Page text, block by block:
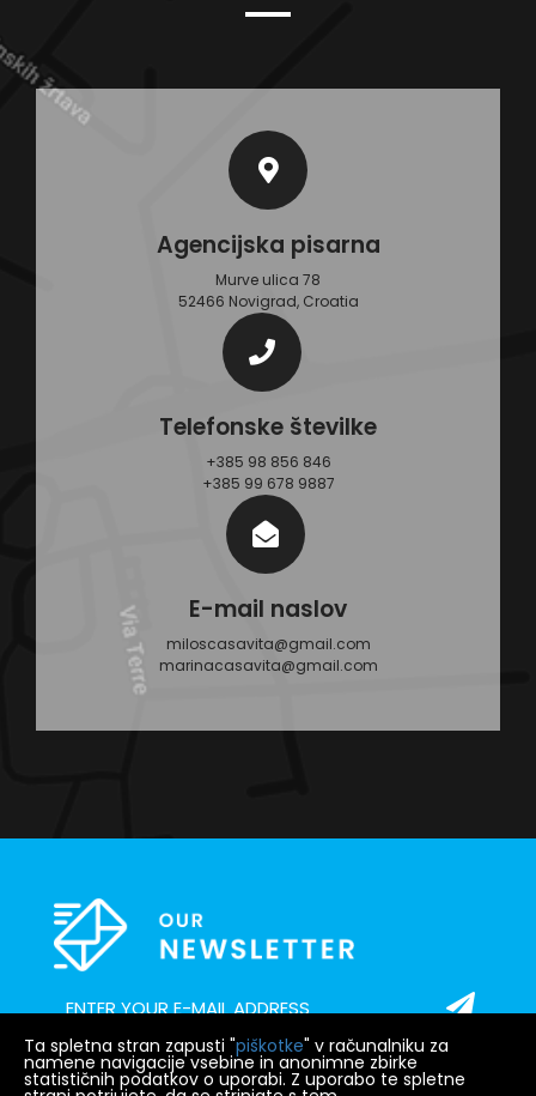
Agencijska pisarna
Murve ulica 78
52466 Novigrad, Croatia
Telefonske številke
+385 98 856 846
+385 99 678 9887
E-mail naslov
miloscasavita@gmail.com
marinacasavita@gmail.com
Ta spletna stran zapusti "piškotke" v računalniku za
namene navigacije vsebine in anonimne zbirke
statističnih podatkov o uporabi. Z uporabo te spletne